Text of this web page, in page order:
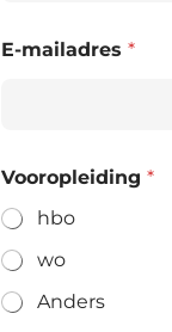
E-mailadres *
Vooropleiding *
hbo
wo
Anders